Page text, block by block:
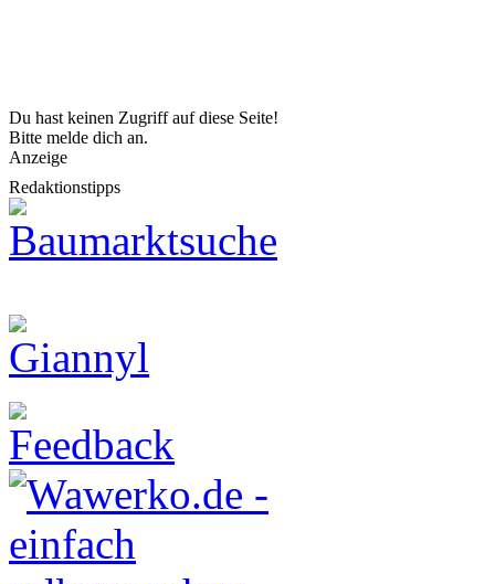
Du hast keinen Zugriff auf diese Seite!
Bitte melde dich an.
Anzeige
Redaktionstipps